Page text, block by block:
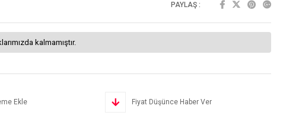
PAYLAŞ :
kalmamıştır.
Ekle Fiyat Düşünce Haber Ver